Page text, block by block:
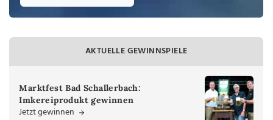
AKTUELLE GEWINNSPIELE
Marktfest Bad Schallerbach:
Imkereiprodukt gewinnen
Jetzt gewinnen